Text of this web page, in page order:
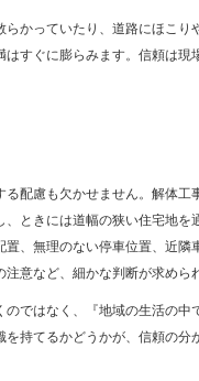
らかっていたり、道路にほこり
はすぐに膨らみます。信頼は現
る配慮も欠かせません。解体工
、ときには道幅の狭い住宅地を
置、無理のない停車位置、近隣
意など、細かな判断が求めら
のではなく、『地域の生活の中
持てるかどうかが、信頼の分